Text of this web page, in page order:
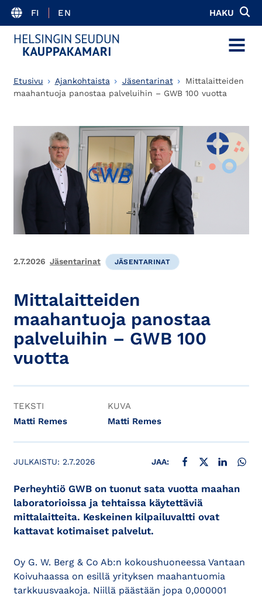
FI EN HAKU
MENU
Etusivu Ajankohtaista Jäsentarinat
Mittalaitteiden
maahantuoja panostaa palveluihin – GWB 100 vuotta
2.7.2026 Jäsentarinat JÄSENTARINAT
Mittalaitteiden
maahantuoja panostaa
palveluihin – GWB 100
vuotta
TEKSTI
Matti Remes
KUVA
Matti Remes
JULKAISTU: 2.7.2026 JAA: JAA FACEBOOKISSA
JAA X:SSÄ JAA
Perheyhtiö GWB on tuonut sata vuotta maahan
laboratorioissa ja tehtaissa käytettäviä
mittalaitteita. Keskeinen kilpailuvaltti ovat
kattavat kotimaiset palvelut.
Oy G. W. Berg & Co Ab:n kokoushuoneessa Vantaan
Koivuhaassa on esillä yrityksen maahantuomia
tarkkuusvaakoja. Niillä päästään jopa 0,000001